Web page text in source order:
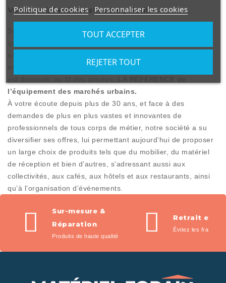
Votre satisfaction est notre priorité
Spécialisée initialement dans la vente de matériel forain tel
et marchés et aux marchands ambulants, HBE Distribution
l’équipement des marchés urbains.
À votre écoute depuis plus de 30 ans, et face à des
demandes de plus en plus vastes et innovantes de
professionnels de tous corps de métier, notre société a su
diversifier ses offres, lui permettant aujourd’hui de proposer
un large choix de produits tels que du mobilier, du matériel
de réception et bien d’autres, s’adressant aussi aux
collectivités, aux cafés, aux hôtels et aux restaurants, ainsi
qu’à l’organisation d’événements.
Sur-mesure &
Réparation
Produits de haute qualité
Retrait en
Évitez les frais de
Politique de cookies Personnaliser les cookies
REJETER TOUT
TOUT ACCEPTER